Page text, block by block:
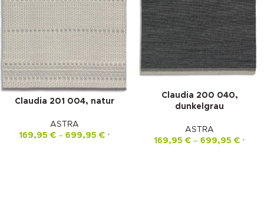
Claudia 201 004, natur
ASTRA
169,95 € – 699,95 € *
Claudia 200 040,
dunkelgrau
ASTRA
169,95 € – 699,95 € *